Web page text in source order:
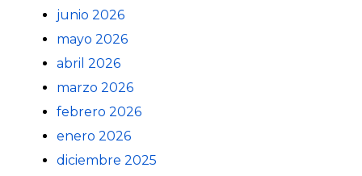
junio 2026
mayo 2026
abril 2026
marzo 2026
febrero 2026
enero 2026
diciembre 2025